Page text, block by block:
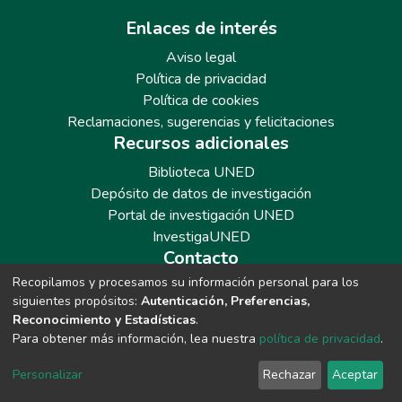
Enlaces de interés
Aviso legal
Política de privacidad
Política de cookies
Reclamaciones, sugerencias y felicitaciones
Recursos adicionales
Biblioteca UNED
Depósito de datos de investigación
Portal de investigación UNED
InvestigaUNED
Contacto
Teléfono: 913986562 / 6643 / 6633 / 8766
Correo: repositoriobiblioteca@adm.uned.es
Recopilamos y procesamos su información personal para los
siguientes propósitos: Autenticación, Preferencias,
Reconocimiento y Estadísticas.
Para obtener más información, lea nuestra política de privacidad.
Personalizar Rechazar Aceptar